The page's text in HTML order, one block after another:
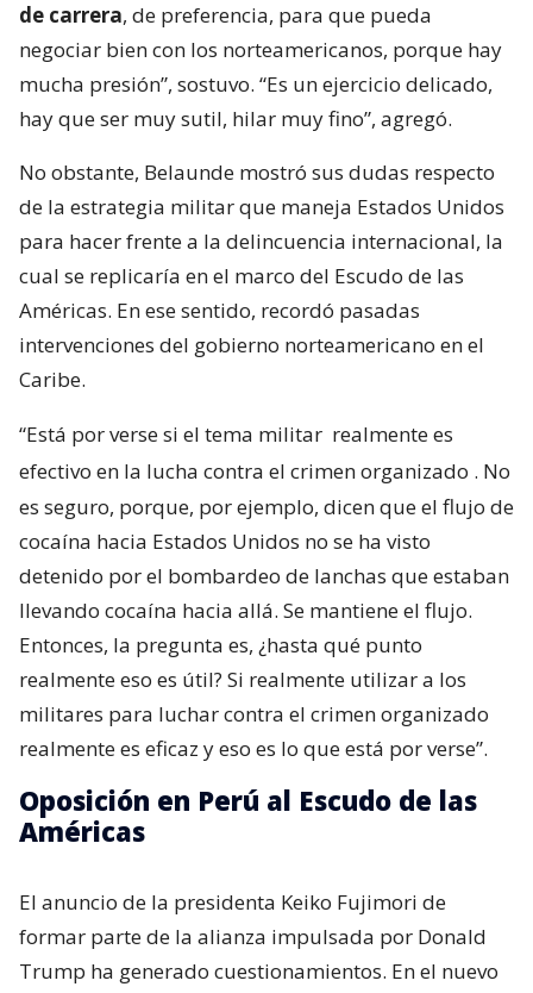
de carrera, de preferencia, para que pueda
negociar bien con los norteamericanos, porque hay
mucha presión”, sostuvo. “Es un ejercicio delicado,
hay que ser muy sutil, hilar muy fino”, agregó.
No obstante, Belaunde mostró sus dudas respecto
de la estrategia militar que maneja Estados Unidos
para hacer frente a la delincuencia internacional, la
cual se replicaría en el marco del Escudo de las
Américas. En ese sentido, recordó pasadas
intervenciones del gobierno norteamericano en el
Caribe.
“Está por verse si el tema militar realmente es
efectivo en la lucha contra el crimen organizado . No
es seguro, porque, por ejemplo, dicen que el flujo de
cocaína hacia Estados Unidos no se ha visto
detenido por el bombardeo de lanchas que estaban
llevando cocaína hacia allá. Se mantiene el flujo.
Entonces, la pregunta es, ¿hasta qué punto
realmente eso es útil? Si realmente utilizar a los
militares para luchar contra el crimen organizado
realmente es eficaz y eso es lo que está por verse”.
Oposición en Perú al Escudo de las
Américas
El anuncio de la presidenta Keiko Fujimori de
formar parte de la alianza impulsada por Donald
Trump ha generado cuestionamientos. En el nuevo